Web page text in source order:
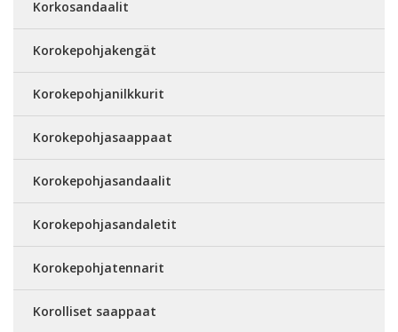
Korkosandaalit
Korokepohjakengät
Korokepohjanilkkurit
Korokepohjasaappaat
Korokepohjasandaalit
Korokepohjasandaletit
Korokepohjatennarit
Korolliset saappaat